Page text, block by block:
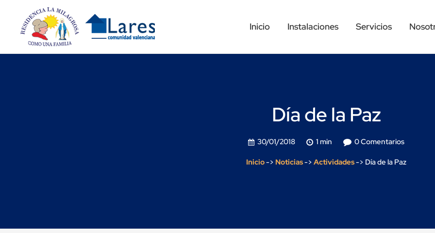
Inicio Instalaciones Servicios
Día de la Paz
30/01/2018 1 min 0 Comentarios
Inicio-> Noticias-> Actividades-> Día de la Paz